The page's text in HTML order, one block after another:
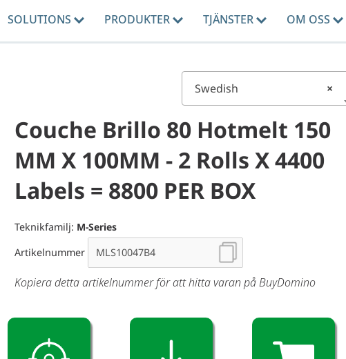
SOLUTIONS PRODUKTER TJÄNSTER OM OSS
×
Swedish
Couche Brillo 80 Hotmelt 150
MM X 100MM - 2 Rolls X 4400
Labels = 8800 PER BOX
Teknikfamilj: M-Series
Artikelnummer
Kopiera detta artikelnummer för att hitta varan på BuyDomino